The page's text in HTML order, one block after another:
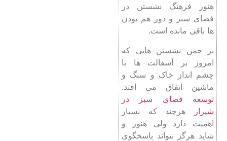
هنوز فرهنگ نشستن در
فضای سبز و دور هم بودن
ها باقی مانده است.
بر چمن نشستن هایی که
امروز بر آسفالت ها با
چشم انداز خاک و سنگ و
ماشین اتفاق می افتد.
توسعه فضای سبز در
شیراز
هرچند که بسیار
اهمیت دارد ولی هنوز و
شاید هرگز نتواند پاسخگوی